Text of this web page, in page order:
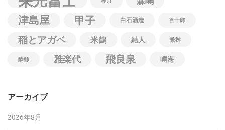
津島屋 甲子 白石酒造 百十郎
稲とアガベ 米鶴 結人 繁桝
酔鯨 雅楽代 飛良泉 鳴海
アーカイブ
2026年8月